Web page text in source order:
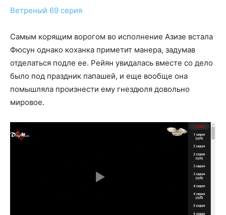
Ветреный 69 серия
Самым корящим ворогом во исполнение Азизе встала
Фюсун однако коханка приметит манера, задумав
отделаться подле ее. Рейян увидалась вместе со дело
было под праздник папашей, и еще вообще она
помышляла произнести ему гнездюля довольно
мировое.